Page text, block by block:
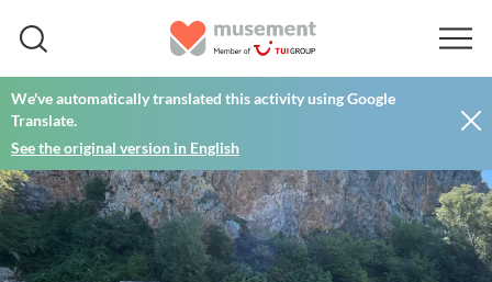
We've automatically translated this activity using Google
Translate.
See the original version in English